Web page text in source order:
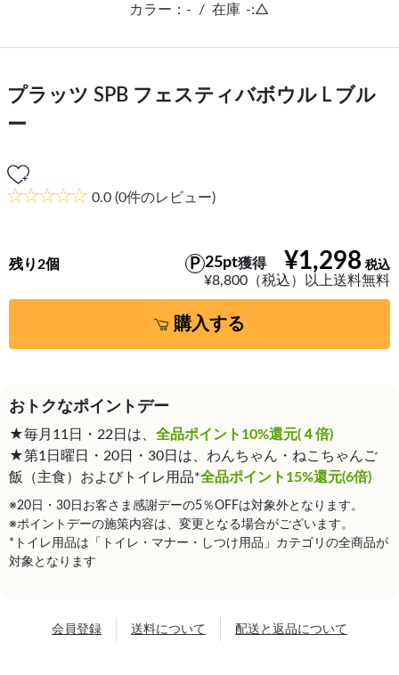
カラー：- / 在庫 -:△
プラッツ SPB フェスティバボウル L ブル
ー
0.0 (0件のレビュー)
¥1,298
25pt獲得
¥8,800（税込）以上送料無料
残り2個
購入する
おトクなポイントデー
★毎月11日・22日は、 全品ポイント10%還元(４倍)
★第1日曜日・20日・30日は、わんちゃん・ねこちゃんご
飯（主食）およびトイレ用品*全品ポイント15%還元(6倍)
※20日・30日お客さま感謝デーの5％OFFは対象外となります。
※ポイントデーの施策内容は、変更となる場合がございます。
*トイレ用品は「トイレ・マナー・しつけ用品」カテゴリの全商品が
対象となります
会員登録 送料について 配送と返品について